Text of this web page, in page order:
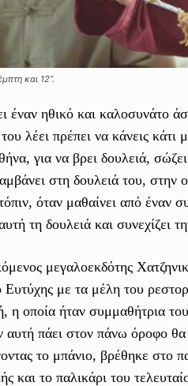
και 12”.
έναν ηθικό και καλοσυνάτο
λέει πρέπει να κάνεις
για να βρει δουλειά,
στη δουλειά του,
όταν μαθαίνει από έναν
τη δουλειά και
μεγαλοεκδότης
Ευτύχης με τα μέλη του
η οποία ήταν συμμαθήτρια
πάει στον πάνω όροφο
το μπάνιο, βρέθηκε στο
και το παλικάρι του